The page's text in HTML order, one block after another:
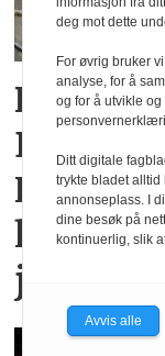
halv
juli
deg mot dette
For øvrig bruker
analyse, for å
og for å utvikle
Ditt digitale
trykte bladet
annonseplass. I
dine besøk på
kontinuerlig, slik
Avvis alle